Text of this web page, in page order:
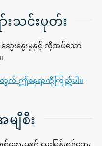
းသင်းပုတ်း
းနွေးမှုနှင့် လိုအပ်သော
တွက် ဤနေရာကိုကြည့်ပါ။
ျီစီး
ေးမှုနှင့် မေးမြန်းစစ်ဆေး